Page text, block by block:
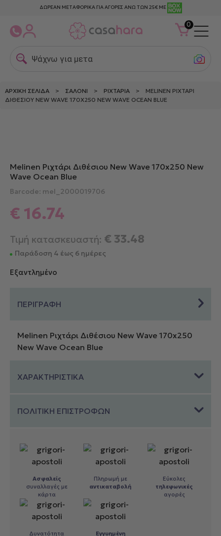
ΔΩΡΕΑΝ ΜΕΤΑΦΟΡΙΚΑ ΓΙΑ ΑΓΟΡΕΣ ΑΝΩ ΤΩΝ 25€ ΜΕ
0
Ψάχνω για μεταξω
ΑΡΧΙΚΉ ΣΕΛΊΔΑ > ΣΑΛΌΝΙ > ΡΙΧΤΆΡΙΑ > MELINEN ΡΙΧΤΆΡΙ
ΔΙΘΈΣΙΟΥ NEW WAVE 170X250 NEW WAVE OCEAN BLUE
Melinen Ριχτάρι Διθέσιου New Wave 170x250 New
Wave Ocean Blue
Barcode: mel_2000019706
€ 16.74
Τιμή κατασκευαστή: € 33.48
Παράδοση 4 έως 6 ημέρες
Εξαντλημένο
ΠΕΡΙΓΡΑΦΗ
Melinen Ριχτάρι Διθέσιου New Wave 170x250
New Wave Ocean Blue
ΧΑΡΑΚΤΗΡΙΣΤΙΚΑ
ΠΟΛΙΤΙΚΗ ΕΠΙΣΤΡΟΦΩΝ
Ασφαλείς
συναλλαγές με
κάρτα
Πληρωμή με
αντικαταβολή
Εύκολες
τηλεφωνικές
αγορές
Δυνατότητα
Εγγυημένη